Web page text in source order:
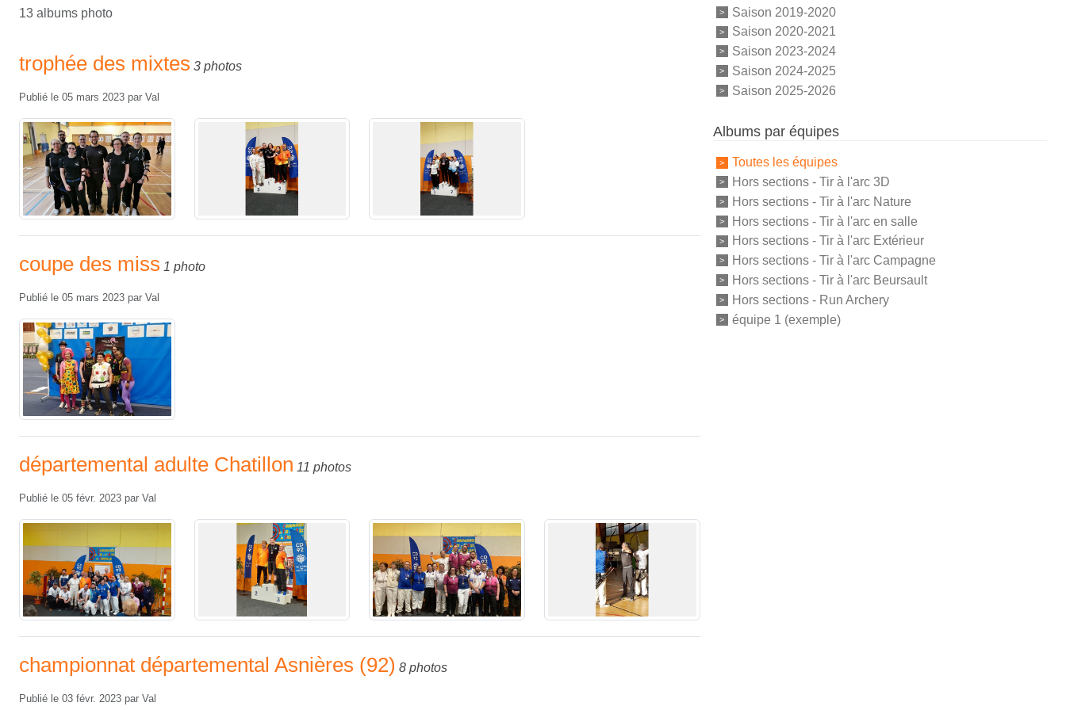
13 albums photo
trophée des mixtes 3 photos
Publié le 05 mars 2023 par Val
coupe des miss 1 photo
Publié le 05 mars 2023 par Val
départemental adulte Chatillon 11 photos
Publié le 05 févr. 2023 par Val
championnat départemental Asnières (92) 8 photos
Publié le 03 févr. 2023 par Val
Saison 2019-2020
Saison 2020-2021
Saison 2023-2024
Saison 2024-2025
Saison 2025-2026
Albums par équipes
Toutes les équipes
Hors sections - Tir à l'arc 3D
Hors sections - Tir à l'arc Nature
Hors sections - Tir à l'arc en salle
Hors sections - Tir à l'arc Extérieur
Hors sections - Tir à l'arc Campagne
Hors sections - Tir à l'arc Beursault
Hors sections - Run Archery
équipe 1 (exemple)